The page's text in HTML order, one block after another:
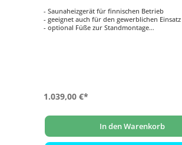
- Saunaheizgerät für finnischen Betrieb
- geeignet auch für den gewerblichen Einsatz
- optional Füße zur Standmontage
1.039,00 €*
In den Warenkorb